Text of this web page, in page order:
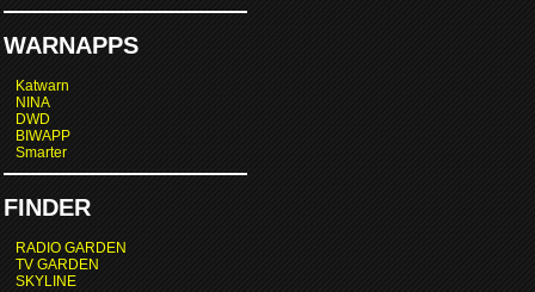
WARNAPPS
Katwarn
NINA
DWD
BIWAPP
Smarter
FINDER
RADIO GARDEN
TV GARDEN
SKYLINE